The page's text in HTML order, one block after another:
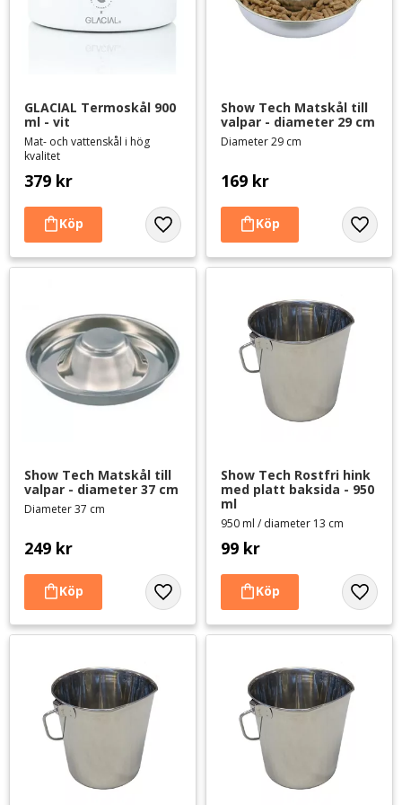
GLACIAL Termoskål 900
ml - vit
Mat- och vattenskål i hög
kvalitet
379 kr
Lägg till i favoriter
Show Tech Matskål till
valpar - diameter 29 cm
Diameter 29 cm
169 kr
Lägg
Show Tech Matskål till
valpar - diameter 37 cm
Diameter 37 cm
249 kr
Lägg till i favoriter
Show Tech Rostfri hink
med platt baksida - 950
ml
950 ml / diameter 13 cm
99 kr
Lägg